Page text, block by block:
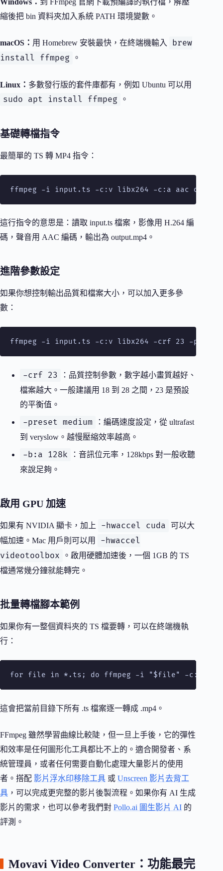
縮後把 bin 資料夾加入系統 PATH 環境變數。
macOS： 用 Homebrew 安裝最快，在終端機輸入
brew
install ffmpeg
。
Linux： 多數發行版的套件庫都有，例如 Ubuntu 可以用
sudo apt install ffmpeg 。
基礎轉檔指令
最簡單的 TS 轉 MP4 指令：
ffmpeg -i input.ts -c:v libx264 -c:a aac
這行指令的意思是：讀取 input.ts 檔案，影像用 H.264 編
碼，聲音用 AAC 編碼，輸出為 output.mp4。
進階參數設定
如果你想控制輸出品質和檔案大小，可以加入更多參
數：
ffmpeg -i input.ts -c:v libx264 -crf 23 -preset
-crf 23
：品質控制參數，數字越小畫質越好、
檔案越大。一般建議用 18 到 28 之間，23 是預設
的平衡值。
-preset medium
：編碼速度設定，從 ultrafast
到 veryslow。越慢壓縮效率越高。
-b:a 128k
：音訊位元率，128kbps 對一般收聽
來說足夠。
啟用 GPU 加速
如果有 NVIDIA 顯卡，加上 -hwaccel cuda
可以大
幅加速。Mac 用戶則可以用
-hwaccel
videotoolbox
。啟用硬體加速後，一個 1GB 的 TS
檔通常幾分鐘就能轉完。
批量轉檔腳本範例
如果你有一整個資料夾的 TS 檔要轉，可以在終端機執
行：
for file in *.ts; do ffmpeg -i "$file" -c:v
這會把當前目錄下所有 .ts 檔案逐一轉成 .mp4。
FFmpeg 雖然學習曲線比較陡，但一旦上手後，它的彈性
和效率是任何圖形化工具都比不上的。適合開發者、系
統管理員，或者任何需要自動化處理大量影片的使用
者。搭配 影片浮水印移除工具 或 Unscreen 影片去背工
具 ，可以完成更完整的影片後製流程。如果你有 AI 生成
影片的需求，也可以參考我們對 Pollo.ai 圖生影片 AI 的
評測。
Movavi Video Converter：功能最完